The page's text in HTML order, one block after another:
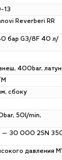
13
Reverberi RR
бар G3/8F 40 л/
400bar,
сбоку
50l/min,
— 30 000 2SN
давления